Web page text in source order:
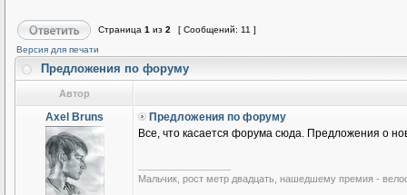
Страница 1 из 2
[ Сообщений: 11 ]
Версия для печати
Предложения по форуму
Автор
Axel Bruns
Предложения по форуму
Все, что касается форума сюда. Предложения о
Мальчик, рост метр двадцать, нашедшему премия -